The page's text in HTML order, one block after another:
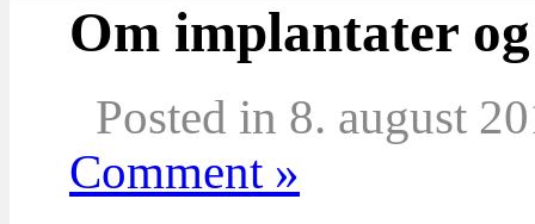
Om implantater
Posted in 8. august
Comment »